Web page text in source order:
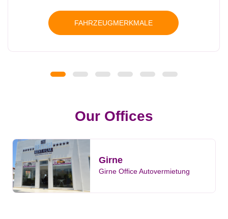
FAHRZEUGMERKMALE
Our Offices
Girne
Girne Office Autovermietung